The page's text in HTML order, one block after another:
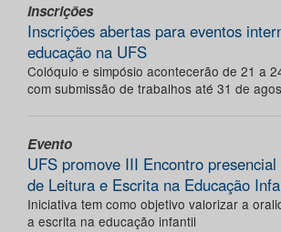
Inscrições
Inscrições abertas para eventos
educação na UFS
Colóquio e simpósio acontecerão de 21 a
com submissão de trabalhos até 31 de
Evento
UFS promove III Encontro
de Leitura e Escrita na Educação
Iniciativa tem como objetivo valorizar a
a escrita na educação infantil